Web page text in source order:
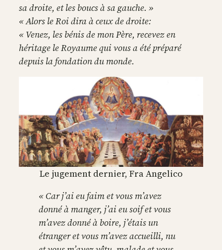
sa droite, et les boucs à sa gauche. »
« Alors le Roi dira à ceux de droite:
« Venez, les bénis de mon Père, recevez en
héritage le Royaume qui vous a été préparé
depuis la fondation du monde.
Le jugement dernier, Fra Angelico
« Car j’ai eu faim et vous m’avez
donné à manger, j’ai eu soif et vous
m’avez donné à boire, j’étais un
étranger et vous m’avez accueilli, nu